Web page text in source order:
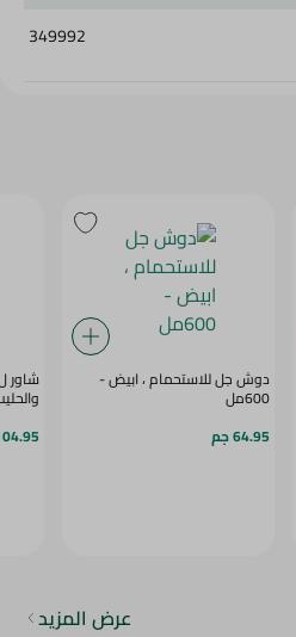
349992
دوش جل للاستحمام ، ابيض -
600مل
64.95 جم
شاور
والحليب -
104.95
عرض المزيد